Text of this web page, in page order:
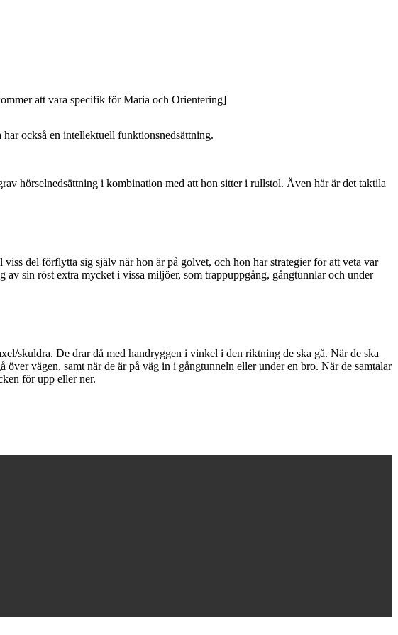
att vara specifik för Maria och Orientering]
också en intellektuell funktionsnedsättning.
hörselnedsättning i kombination med att hon sitter i rullstol. Även här är det taktila
del förflytta sig själv när hon är på golvet, och hon har strategier för att veta var
sin röst extra mycket i vissa miljöer, som trappuppgång, gångtunnlar och under
skuldra. De drar då med handryggen i vinkel i den riktning de ska gå. När de ska
vägen, samt när de är på väg in i gångtunneln eller under en bro. När de samtalar
för upp eller ner.